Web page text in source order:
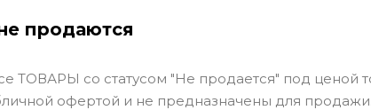
продаются
ТОВАРЫ со статусом "Не продается" под ценой
офертой и не предназначены для